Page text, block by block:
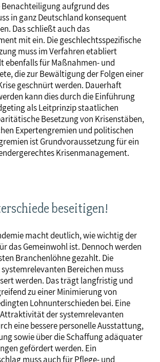
aufgrund des
in ganz Deutschland konsequent
Das schließt auch das
mit ein. Die geschlechtsspezifische
muss im Verfahren etabliert
ebenfalls für Maßnahmen- und
die zur Bewältigung der Folgen einer
geschnürt werden. Dauerhaft
kann dies durch die Einführung
als Leitprinzip staatlichen
Besetzung von Krisenstäben,
Expertengremien und politischen
ist Grundvoraussetzung für ein
Krisenmanagement.
beseitigen!
macht deutlich, wie wichtig der
das Gemeinwohl ist. Dennoch werden
Branchenlöhne gezahlt. Die
Bereichen muss
werden. Das trägt langfristig und
zu einer Minimierung von
Lohnunterschieden bei. Eine
der systemrelevanten
eine bessere personelle Ausstattung,
sowie über die Schaffung adäquater
gefördert werden. Ein
muss auch für Pflege- und